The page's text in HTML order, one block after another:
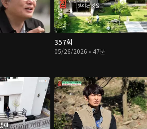
357회
05/26/2026 • 47분